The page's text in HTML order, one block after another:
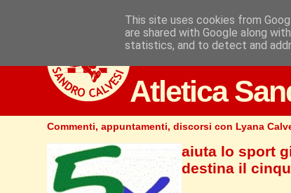
Atletica
Commenti, appuntamenti, discorsi con Lyana
aiuta lo sport
destina il
This site uses cookies from
are shared with Google along
statistics, and to detect and